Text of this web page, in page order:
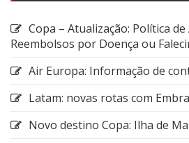
Copa – Atualização: Política
Reembolsos por Doença ou
Air Europa: Informação de
Latam: novas rotas com
Novo destino Copa: Ilha de